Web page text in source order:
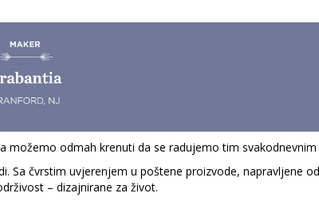
odmah krenuti da se radujemo tim
čvrstim uvjerenjem u poštene proizvode, napravljene
– dizajnirane za život.